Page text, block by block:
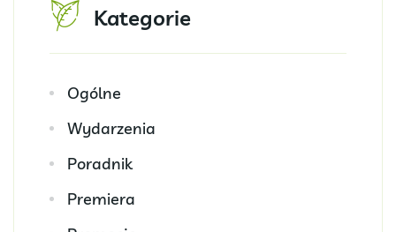
Kategorie
Ogólne
Wydarzenia
Poradnik
Premiera